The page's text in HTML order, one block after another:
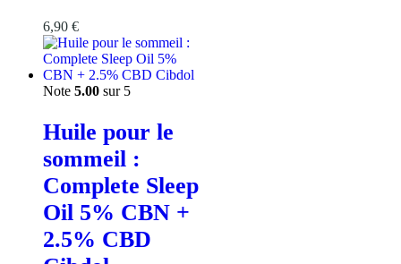
6,90 €
Note 5.00 sur 5
Huile pour le
sommeil :
Complete Sleep
Oil 5% CBN +
2.5% CBD